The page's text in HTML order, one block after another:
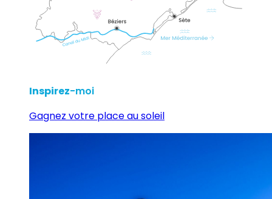
Inspirez-moi
Gagnez votre place au soleil